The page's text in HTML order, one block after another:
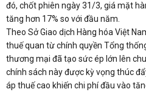
đó, chốt phiên ngày 31/3, giá mặt
tăng hơn 17% so với đầu năm.
Theo Sở Giao dịch Hàng hóa Việt
thuế quan từ chính quyền Tổng
thương mại đã tạo sức ép lớn lên
chính sách này được kỳ vọng thúc
áp thuế cao khiến chi phí đầu vào